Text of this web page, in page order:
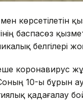
көрсетілетін
баспасөз
белгілері
коронавирус
10-ы бұрын
қадағалау